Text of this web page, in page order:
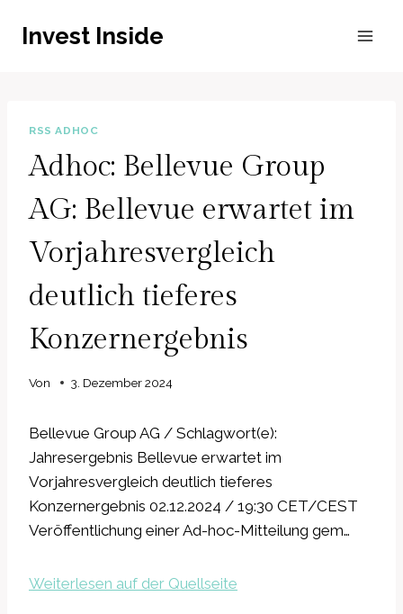
InhaltInvest Inside
RSS ADHOC
Adhoc: Bellevue Group
AG: Bellevue erwartet im
Vorjahresvergleich
deutlich tieferes
Konzernergebnis
Von 3. Dezember 2024
Bellevue Group AG / Schlagwort(e):
Jahresergebnis Bellevue erwartet im
Vorjahresvergleich deutlich tieferes
Konzernergebnis 02.12.2024 / 19:30 CET/CEST
Veröffentlichung einer Ad-hoc-Mitteilung gem…
Weiterlesen auf der Quellseite